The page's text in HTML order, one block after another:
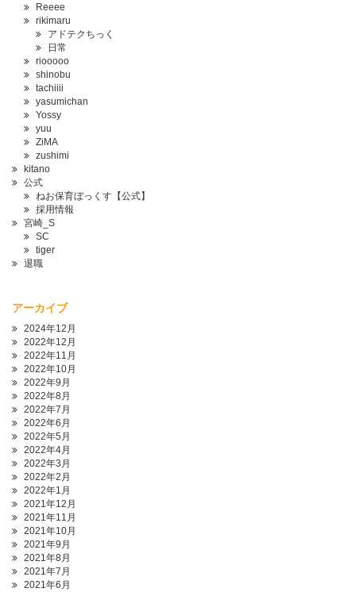
Reeee
rikimaru
アドテクちっく
日常
riooooo
shinobu
tachiiii
yasumichan
Yossy
yuu
ZiMA
zushimi
kitano
公式
ねお保育ぼっくす【公式】
採用情報
宮崎_S
SC
tiger
退職
アーカイブ
2024年12月
2022年12月
2022年11月
2022年10月
2022年9月
2022年8月
2022年7月
2022年6月
2022年5月
2022年4月
2022年3月
2022年2月
2022年1月
2021年12月
2021年11月
2021年10月
2021年9月
2021年8月
2021年7月
2021年6月